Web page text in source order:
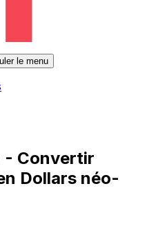
le menu
- Convertir
Dollars néo-